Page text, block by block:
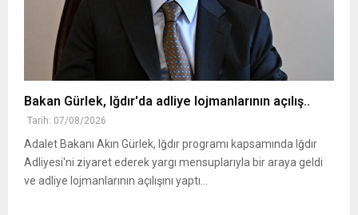
Bakan Gürlek, Iğdır'da adliye lojmanlarının açılış..
Tarih: 07/08/2026
Adalet Bakanı Akın Gürlek, Iğdır programı kapsamında Iğdır
Adliyesi'ni ziyaret ederek yargı mensuplarıyla bir araya geldi
ve adliye lojmanlarının açılışını yaptı...